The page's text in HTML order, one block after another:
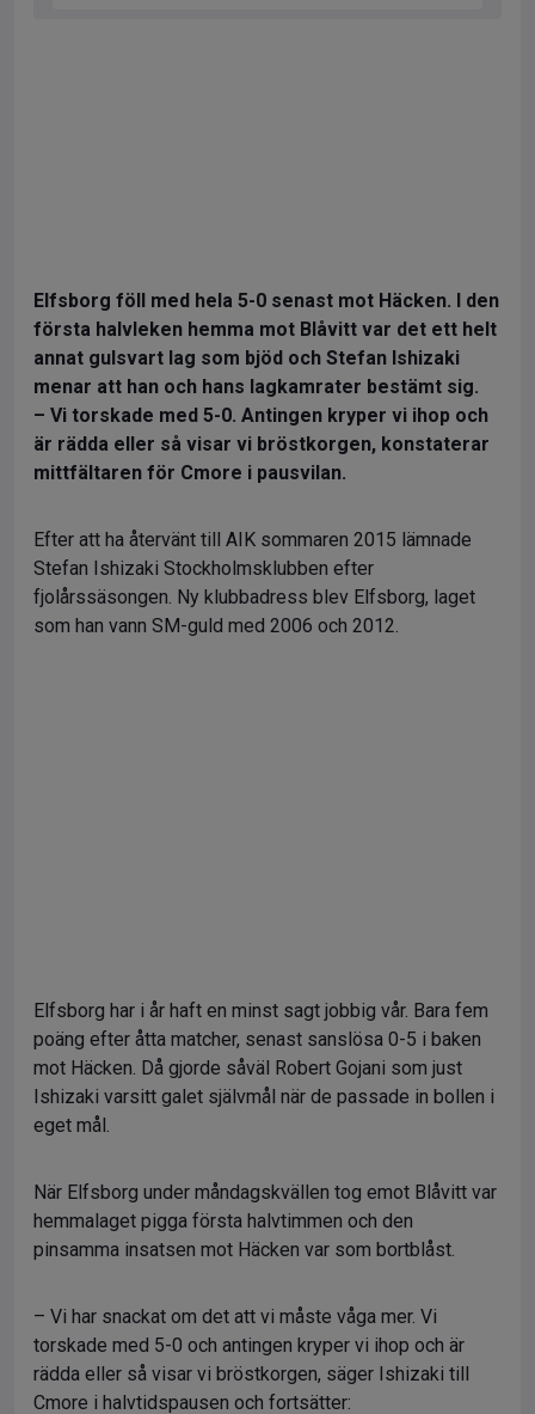
Elfsborg föll med hela 5-0 senast mot Häcken. I den
första halvleken hemma mot Blåvitt var det ett helt
annat gulsvart lag som bjöd och Stefan Ishizaki
menar att han och hans lagkamrater bestämt sig.
– Vi torskade med 5-0. Antingen kryper vi ihop och
är rädda eller så visar vi bröstkorgen, konstaterar
mittfältaren för Cmore i pausvilan.
Efter att ha återvänt till AIK sommaren 2015 lämnade
Stefan Ishizaki Stockholmsklubben efter
fjolårssäsongen. Ny klubbadress blev Elfsborg, laget
som han vann SM-guld med 2006 och 2012.
Elfsborg har i år haft en minst sagt jobbig vår. Bara fem
poäng efter åtta matcher, senast sanslösa 0-5 i baken
mot Häcken. Då gjorde såväl Robert Gojani som just
Ishizaki varsitt galet självmål när de passade in bollen i
eget mål.
När Elfsborg under måndagskvällen tog emot Blåvitt var
hemmalaget pigga första halvtimmen och den
pinsamma insatsen mot Häcken var som bortblåst.
– Vi har snackat om det att vi måste våga mer. Vi
torskade med 5-0 och antingen kryper vi ihop och är
rädda eller så visar vi bröstkorgen, säger Ishizaki till
Cmore i halvtidspausen och fortsätter: